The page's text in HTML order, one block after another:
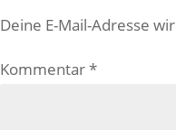
Deine E-Mail-Adresse
Kommentar*